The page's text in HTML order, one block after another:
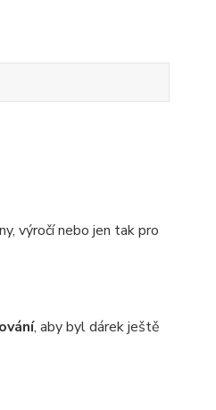
výročí nebo jen tak pro
, aby byl dárek ještě